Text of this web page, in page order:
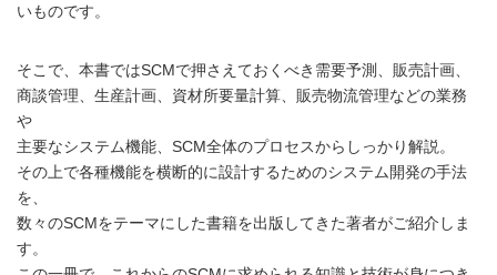
いものです。
そこで、本書ではSCMで押さえておくべき需要予測、販売計画、
商談管理、生産計画、資材所要量計算、販売物流管理などの業務
や
主要なシステム機能、SCM全体のプロセスからしっかり解説。
その上で各種機能を横断的に設計するためのシステム開発の手法
を、
数々のSCMをテーマにした書籍を出版してきた著者がご紹介しま
す。